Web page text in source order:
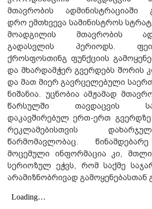
მთავრობის ადმინისტრაციაში
დრო ემთხვევა სამინისტროს
მოადგილის მთავრობის
გადასვლის პერიოდს.
ქროსფოსთინგ ფუნქციის
და მხარდამჭერ გვერდებს შორის
და მათ მიერ გავრცელებული
ნიშანია. უცნობია ამჟამად
წარსულში თავდაცვის
დაკავშირებულ ერთ-ერთ გვერდზე
რეკლამებისთვის
წარმომავლობაც.
მოცემული ინფორმაცია კი,
სერიოზულ ეჭვს, რომ საქმე
არამიზნობრივად გამოყენებასთან